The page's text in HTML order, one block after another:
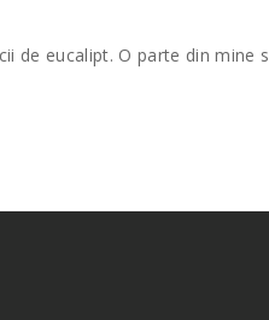
de eucalipt. O parte din